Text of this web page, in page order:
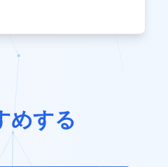
めする